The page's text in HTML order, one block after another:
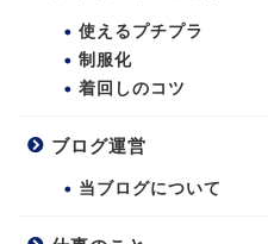
使えるプチプラ
制服化
着回しのコツ
ブログ運営
当ブログについて